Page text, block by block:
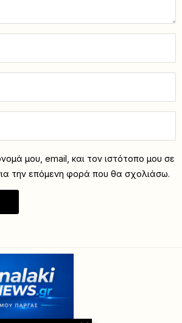
μου, email, και τον ιστότοπο μου σε
την επόμενη φορά που θα σχολιάσω.